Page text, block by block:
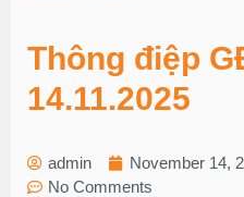
Thông điệp
14.11.2025
admin November 14,
No Comments